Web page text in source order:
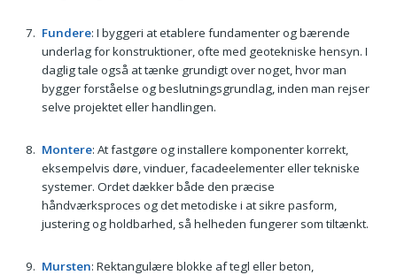
Fundere: I byggeri at etablere fundamenter og bærende
underlag for konstruktioner, ofte med geotekniske hensyn. I
daglig tale også at tænke grundigt over noget, hvor man
bygger forståelse og beslutningsgrundlag, inden man rejser
selve projektet eller handlingen.
Montere: At fastgøre og installere komponenter korrekt,
eksempelvis døre, vinduer, facadeelementer eller tekniske
systemer. Ordet dækker både den præcise
håndværksproces og det metodiske i at sikre pasform,
justering og holdbarhed, så helheden fungerer som tiltænkt.
Mursten: Rektangulære blokke af tegl eller beton,